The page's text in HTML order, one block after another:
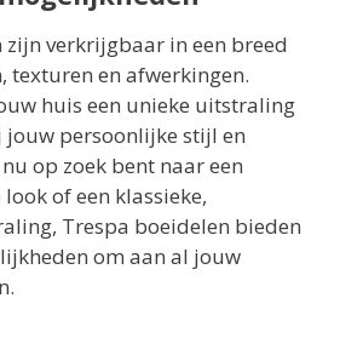
verkrijgbaar in een breed
texturen en afwerkingen.
huis een unieke uitstraling
jouw persoonlijke stijl en
op zoek bent naar een
of een klassieke,
Trespa boeidelen bieden
om aan al jouw